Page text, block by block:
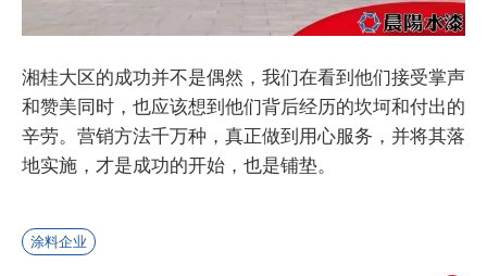
湘桂大区的成功并不是偶然，我们在看到他们接受掌声
和赞美同时，也应该想到他们背后经历的坎坷和付出的
辛劳。营销方法千万种，真正做到用心服务，并将其落
地实施，才是成功的开始，也是铺垫。
涂料企业